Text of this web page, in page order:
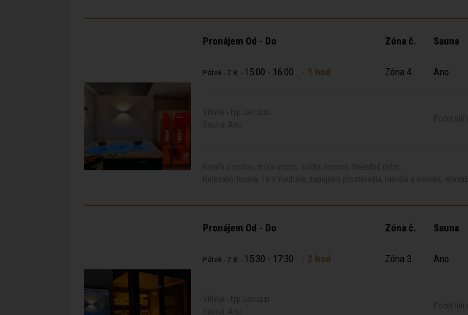
Pronájem Od - Do Zóna č. Sauna
Pátek - 7.8. - 15:00 - 16:00 - 1 hod Zóna 4 Ano
Pronájem Od - Do Zóna č. Sauna
Pátek - 7.8. - 15:30 - 17:30 - 2 hod Zóna 3 Ano